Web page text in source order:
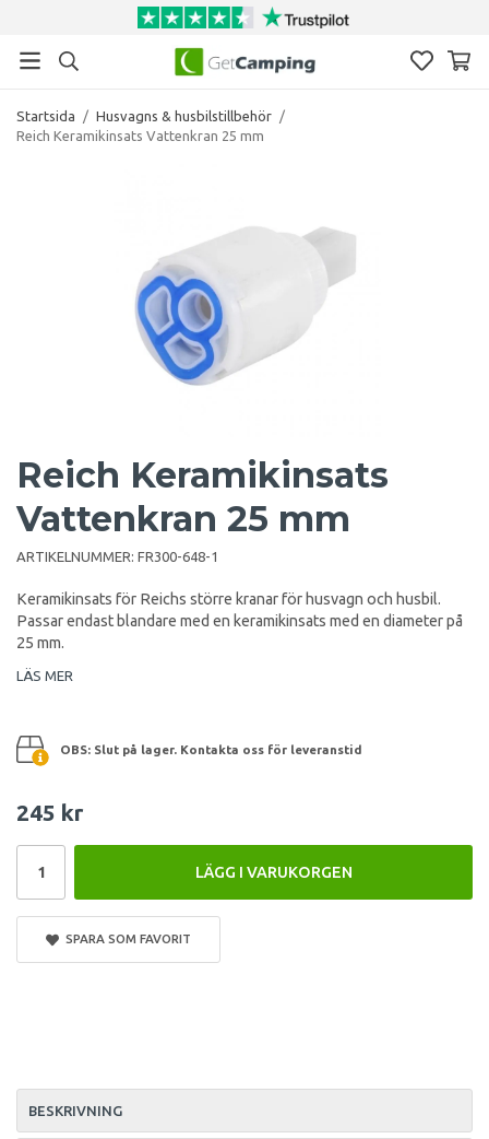
Startsida / Husvagns & husbilstillbehör /
Reich Keramikinsats Vattenkran 25 mm
Reich Keramikinsats
Vattenkran 25 mm
ARTIKELNUMMER: FR300-648-1
Keramikinsats för Reichs större kranar för husvagn och husbil.
Passar endast blandare med en keramikinsats med en diameter på
25 mm.
LÄS MER
OBS: Slut på lager. Kontakta oss för leveranstid
245 kr
LÄGG I VARUKORGEN
SPARA SOM FAVORIT
BESKRIVNING